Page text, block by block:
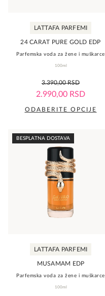
LATTAFA PARFEMI
24 CARAT PURE GOLD EDP
Parfemska voda za žene i muškarce
100ml
0,0
rating
3.390,00RSD
2.990,00 RSD
ODABERITE OPCIJE
proizvod
ima
više
varijanti.
Opcije
mogu
biti
stranici
proizvoda.
BESPLATNA DOSTAVA
LATTAFA PARFEMI
MUSAMAM EDP
Parfemska voda za žene i muškarce
100ml